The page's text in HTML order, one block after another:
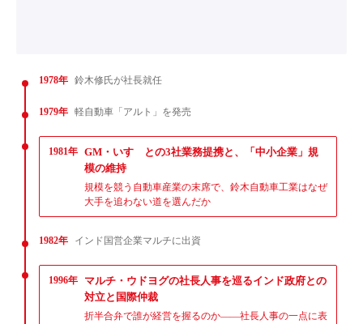
1978年 鈴木修氏が社長就任
1979年 軽自動車「アルト」を発売
1981年 GM・いすゞとの3社業務提携と、「中小企業」規
模の維持
規模を競う自動車産業の末席で、鈴木自動車工業はなぜ
大手を追わない道を選んだか
1982年 インド国営企業マルチに出資
1996年
マルチ・ウドヨグの社長人事を巡るインド政府との
対立と国際仲裁
折半合弁で誰が経営を握るのか——社長人事の一点に表